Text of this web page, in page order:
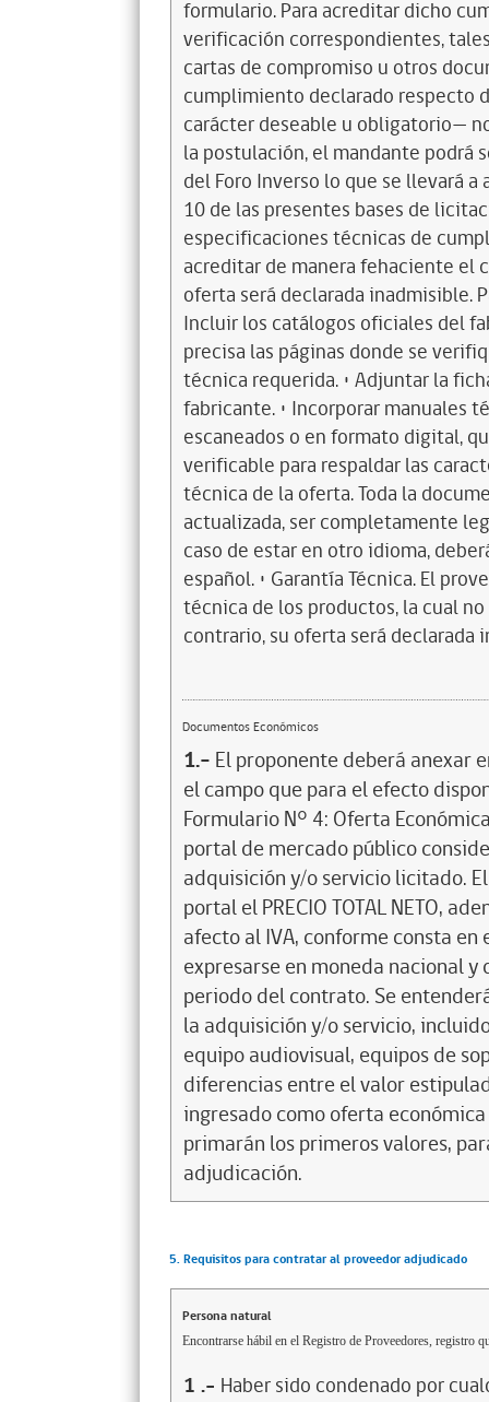
formulario. Para acreditar dicho
verificación correspondientes,
cartas de compromiso u otros
cumplimiento declarado respecto
carácter deseable u obligatorio—
la postulación, el mandante podrá
del Foro Inverso lo que se llevará
10 de las presentes bases de
especificaciones técnicas de
acreditar de manera fehaciente el
oferta será declarada inadmisible.
Incluir los catálogos oficiales del
precisa las páginas donde se
técnica requerida. • Adjuntar la
fabricante. • Incorporar manuales
escaneados o en formato digital,
verificable para respaldar las
técnica de la oferta. Toda la
actualizada, ser completamente
caso de estar en otro idioma,
español. • Garantía Técnica. El
técnica de los productos, la cual
contrario, su oferta será declarada
Documentos Económicos
1.- El proponente deberá anexar
el campo que para el efecto
Formulario N° 4: Oferta
portal de mercado público
adquisición y/o servicio licitado.
portal el PRECIO TOTAL NETO,
afecto al IVA, conforme consta
expresarse en moneda nacional
periodo del contrato. Se
la adquisición y/o servicio,
equipo audiovisual, equipos de
diferencias entre el valor
ingresado como oferta
primarán los primeros valores,
adjudicación.
5. Requisitos para contratar al proveedor adjudicado
Persona natural
Encontrarse hábil en el Registro de Proveedores, registro
1 .- Haber sido condenado por